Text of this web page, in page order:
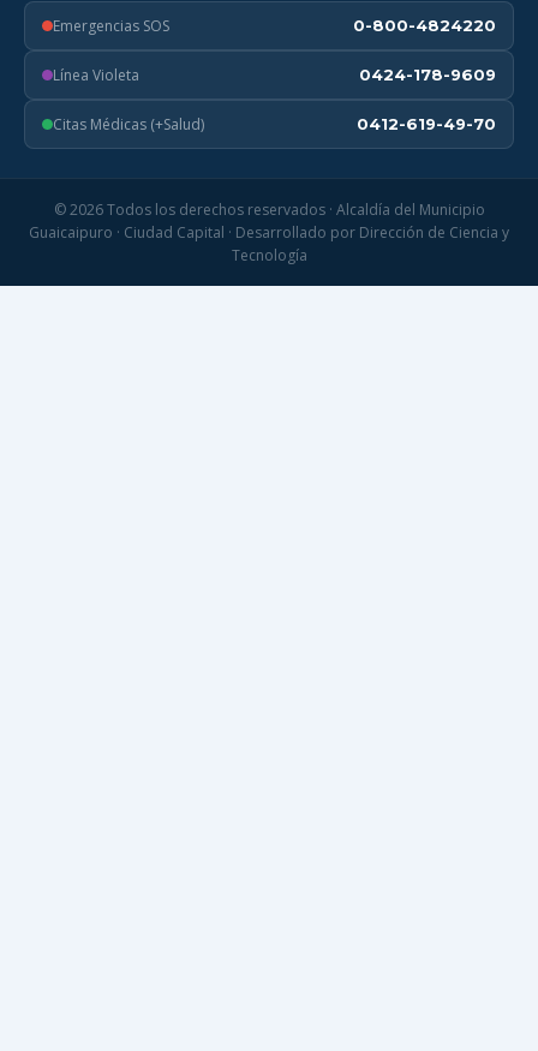
Emergencias SOS 0-800-4824220
Línea Violeta 0424-178-9609
Citas Médicas (+Salud) 0412-619-49-70
© 2026 Todos los derechos reservados · Alcaldía del Municipio
Guaicaipuro · Ciudad Capital · Desarrollado por Dirección de Ciencia y
Tecnología